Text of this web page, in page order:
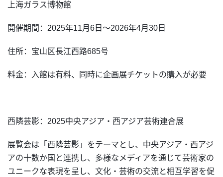
上海ガラス博物館
開催期間：2025年11月6日～2026年4月30日
住所：宝山区長江西路685号
料金：入館は有料、同時に企画展チケットの購入が必要
西隣芸影：2025中央アジア・西アジア芸術連合展
展覧会は「西隣芸影」をテーマとし、中央アジア・西アジ
アの十数か国と連携し、多様なメディアを通じて芸術家の
ユニークな表現を呈し、文化・芸術の交流と相互学習を促